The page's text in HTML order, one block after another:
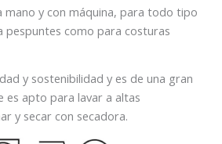
mano y con máquina, para todo tipo
como para costuras
y sostenibilidad y es de una gran
es apto para lavar a altas
y secar con secadora.